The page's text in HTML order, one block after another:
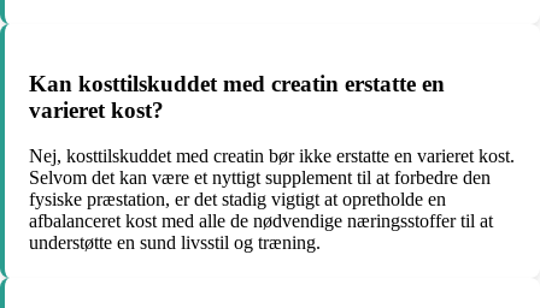
Kan kosttilskuddet med creatin erstatte en
varieret kost?
Nej, kosttilskuddet med creatin bør ikke erstatte en varieret kost.
Selvom det kan være et nyttigt supplement til at forbedre den
fysiske præstation, er det stadig vigtigt at opretholde en
afbalanceret kost med alle de nødvendige næringsstoffer til at
understøtte en sund livsstil og træning.